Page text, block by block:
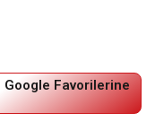
Google Favorilerine